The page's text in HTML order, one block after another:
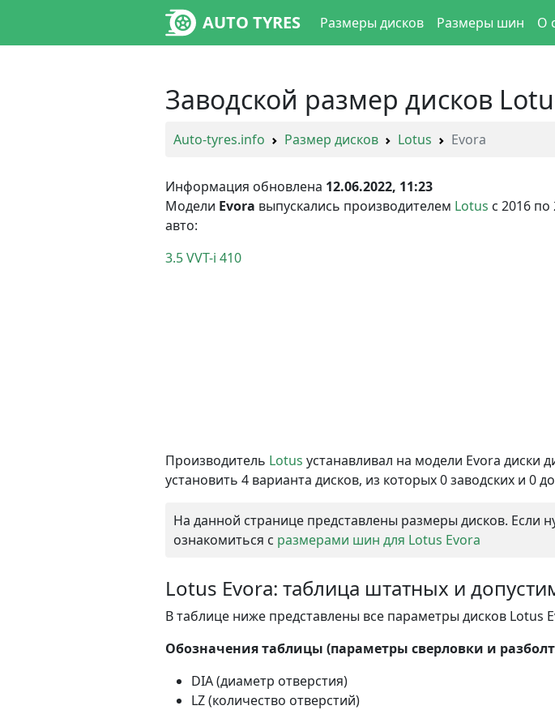
AUTO TYRES Размеры дисков Размеры шин О
Заводской размер дисков
Auto-tyres.info Размер дисков Lotus Evora
Информация обновлена 12.06.2022, 11:23
Модели Evora выпускались производителем Lotus с 2016
авто:
3.5 VVT-i 410
Производитель Lotus устанавливал на модели Evora
установить 4 варианта дисков, из которых 0 заводских и 0
На данной странице представлены размеры дисков. Если
ознакомиться с размерами шин для Lotus Evora
Lotus Evora: таблица штатных и
В таблице ниже представлены все параметры дисков Lotus
Обозначения таблицы (параметры сверловки и
DIA (диаметр отверстия)
LZ (количество отверстий)